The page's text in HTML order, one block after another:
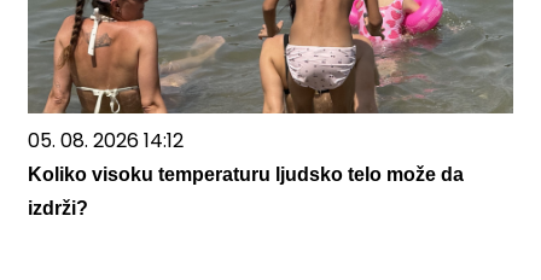
05. 08. 2026 14:12
Koliko visoku temperaturu ljudsko telo može da
izdrži?